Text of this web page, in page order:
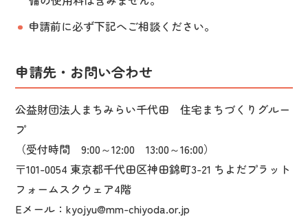
申請前に必ず下記へご相談ください。
申請先・お問い合わせ
公益財団法人まちみらい千代田 住宅まちづくりグルー
プ
（受付時間 9:00～12:00 13:00～16:00）
〒101-0054 東京都千代田区神田錦町3-21 ちよだプラット
フォームスクウェア4階
Eメール：kyojyu@mm-chiyoda.or.jp